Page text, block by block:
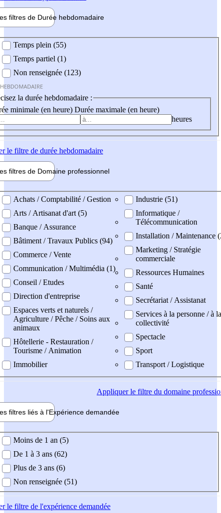
filtres de Durée hebdomadaire
Temps plein (55)
Temps partiel (1)
Non renseignée (123)
la durée hebdomadaire :
minimale (en heure) Durée maximale (en heure)
heures
le filtre de durée hebdomadaire
filtres de Domaine professionnel
professionel
Achats / Comptabilité / Gestion
Arts / Artisanat d'art (5)
Banque / Assurance
Bâtiment / Travaux Publics (94)
Commerce / Vente
Communication / Multimédia (1)
Conseil / Etudes
Direction d'entreprise
Espaces verts et naturels /
Agriculture / Pêche / Soins aux
animaux
Hôtellerie - Restauration /
Tourisme / Animation
Immobilier
Industrie (51)
Informatique /
Télécommunication
Installation / Maintenance
Marketing / Stratégie
commerciale
Ressources Humaines
Santé
Secrétariat / Assistanat
Services à la personne / à la
collectivité
Spectacle
Sport
Transport / Logistique
Appliquerle filtre du domaine
filtres liés à l'Expérience demandée
demandée
Moins de 1 an (5)
De 1 à 3 ans (62)
Plus de 3 ans (6)
Non renseignée (51)
le filtre de l'expérience demandée